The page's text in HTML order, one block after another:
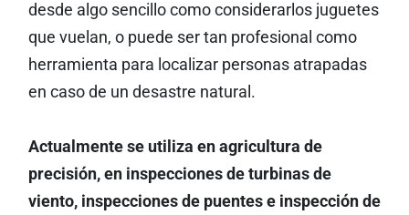
desde algo sencillo como considerarlos juguetes
que vuelan, o puede ser tan profesional como
herramienta para localizar personas atrapadas
en caso de un desastre natural.
Actualmente se utiliza en agricultura de
precisión, en inspecciones de turbinas de
viento, inspecciones de puentes e inspección de